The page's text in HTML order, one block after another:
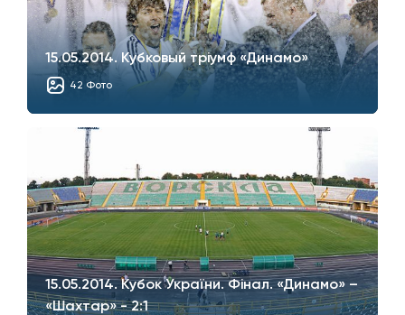
15.05.2014. Кубковый трiумф «Динамо»
42 Фото
15.05.2014. Кубок України. Фiнал. «Динамо» –
«Шахтaр» - 2:1